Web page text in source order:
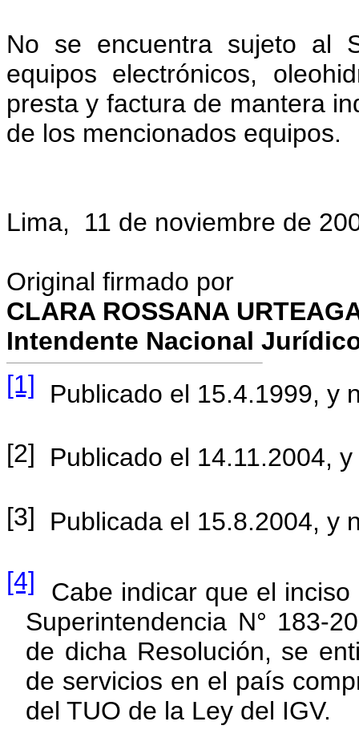
No se encuentra sujeto al
equipos electrónicos,
presta y factura de mantera
de los mencionados equipos.
Lima, 11 de noviembre de
Original firmado por
CLARA ROSSANA
Intendente Nacional
[1] Publicado el 15.4.1999, y
[2] Publicado el 14.11.2004,
[3] Publicada el 15.8.2004, y
[4] Cabe indicar que el
Superintendencia N° 183-
de dicha Resolución, se
de servicios en el país
del TUO de la Ley del IGV.